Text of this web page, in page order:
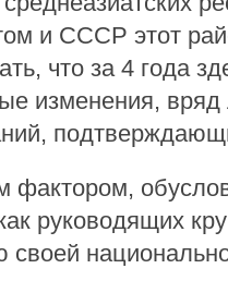
и СССР этот
что за 4 года
изменения,
фактором,
руководящих
своей